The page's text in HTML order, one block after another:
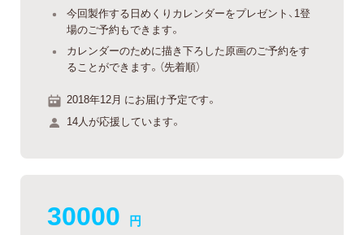
今回製作する日めくりカレンダーをプレゼント、1登
場のご予約もできます。
カレンダーのために描き下ろした原画のご予約をす
ることができます。（先着順）
2018年12月 にお届け予定です。
14人が応援しています。
30000 円